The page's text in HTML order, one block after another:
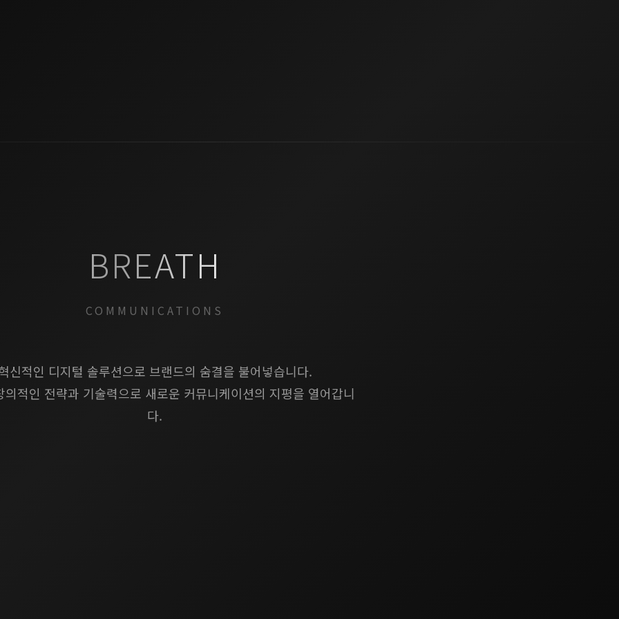
BREATH
COMMUNICATIONS
신적인 디지털 솔루션으로 브랜드의 숨결을 불어넣습니다.
의적인 전략과 기술력으로 새로운 커뮤니케이션의 지평을 열어갑니
다.